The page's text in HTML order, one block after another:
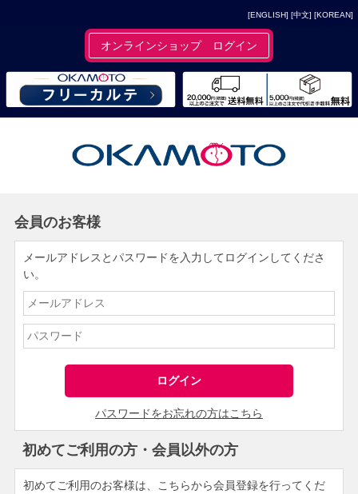
[ENGLISH] [中文] [KOREAN]
オンラインショップ ログイン
会員のお客様
メールアドレスとパスワードを入力してログインしてくださ
い。
パスワードをお忘れの方はこちら
初めてご利用の方・会員以外の方
初めてご利用のお客様は、こちらから会員登録を行ってくだ